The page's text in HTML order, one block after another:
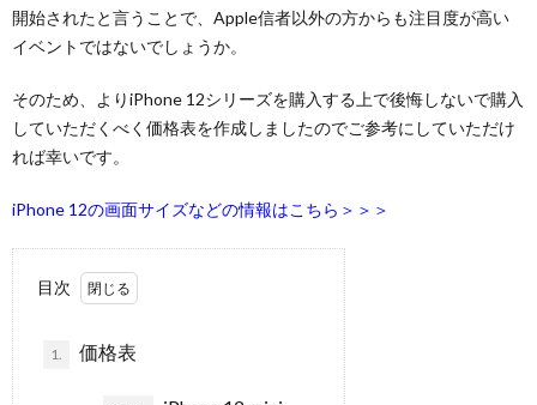
開始されたと言うことで、Apple信者以外の方からも注目度が高い
イベントではないでしょうか。
そのため、よりiPhone 12シリーズを購入する上で後悔しないで購入
していただくべく価格表を作成しましたのでご参考にしていただけ
れば幸いです。
iPhone 12の画面サイズなどの情報はこちら＞＞＞
目次
1. 価格表